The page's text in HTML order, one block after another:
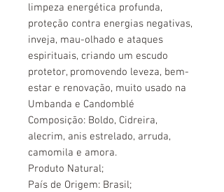
limpeza energética profunda,
proteção contra energias negativas,
inveja, mau-olhado e ataques
espirituais, criando um escudo
protetor, promovendo leveza, bem-
estar e renovação, muito usado na
Umbanda e Candomblé
Composição: Boldo, Cidreira,
alecrim, anis estrelado, arruda,
camomila e amora.
Produto Natural;
País de Origem: Brasil;